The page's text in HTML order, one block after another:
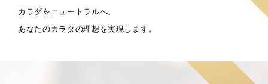
カラダをニュートラルへ。
あなたのカラダの理想を実現します。